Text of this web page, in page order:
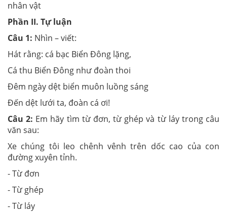
nhân vật
Phần II. Tự luận
Câu 1: Nhìn – viết:
Hát rằng: cá bạc Biển Đông lặng,
Cá thu Biển Đông như đoàn thoi
Đêm ngày dệt biển muôn luồng sáng
Đến dệt lưới ta, đoàn cá ơi!
Câu 2: Em hãy tìm từ đơn, từ ghép và từ láy trong câu
văn sau:
Xe chúng tôi leo chênh vênh trên dốc cao của con
đường xuyên tỉnh.
- Từ đơn
- Từ ghép
- Từ láy